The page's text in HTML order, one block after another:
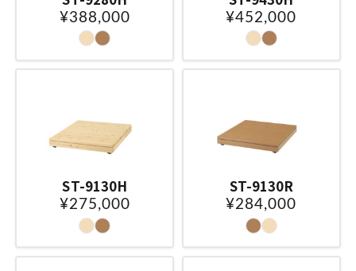
¥388,000 ¥452,000
ST-9130H
¥275,000
ST-9130R
¥284,000